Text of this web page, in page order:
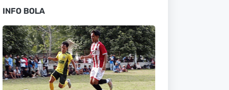
INFO BOLA